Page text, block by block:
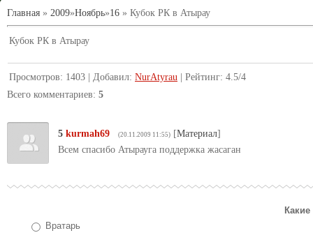
Главная » 2009»Ноябрь»16 » Кубок РК в Атырау
Кубок РК в Атырау
Просмотров: 1403 Добавил: NurAtyrau Рейтинг: 4.5/4
Всего комментариев: 5
5 kurmah69 (20.11.2009 11:55) [Материал]
Всем спасибо Атырауга поддержка жасаган
Вратарь